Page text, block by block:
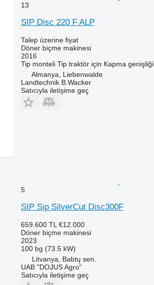
13
SIP Disc 220 F ALP
Talep üzerine fiyat
Döner biçme makinesi
2016
Tip monteli Tip traktör için Kapma genişliği
Almanya, Liebenwalde
Landtechnik B.Wacker
Satıcıyla iletişime geç
5
SIP Sip SilverCut Disc300F
659.600 TL €12.000
Döner biçme makinesi
2023
100 bg (73.5 kW)
Litvanya, Babtų sen.
UAB "DOJUS Agro"
Satıcıyla iletişime geç